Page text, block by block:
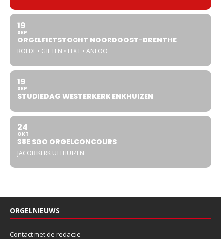
19
SEP
ORGELFIETSTOCHT NOORDOOST-DRENTHE
ROLDE • GIETEN • EEXT • ANLOO
19
SEP
STUDIEDAG WESTERKERK ENKHUIZEN
24
OKT
38E SGO ORGELCONCOURS
JACOBIKERK UITHUIZEN
ORGELNIEUWS
Contact met de redactie